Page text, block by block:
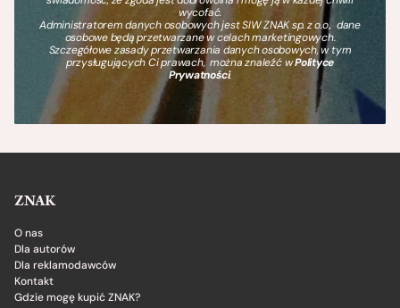
wycofać.
Administratorem danych osobowych jest SIW ZNAK sp. z o.o., dane
osobowe będą przetwarzane w celach marketingowych.
Szczegółowe zasady przetwarzania danych osobowych, w tym
przysługujących Ci prawach, można znaleźć wPolityce
Prywatności.
ZNAK
O nas
Dla autorów
Dla reklamodawców
Kontakt
Gdzie mogę kupić ZNAK?